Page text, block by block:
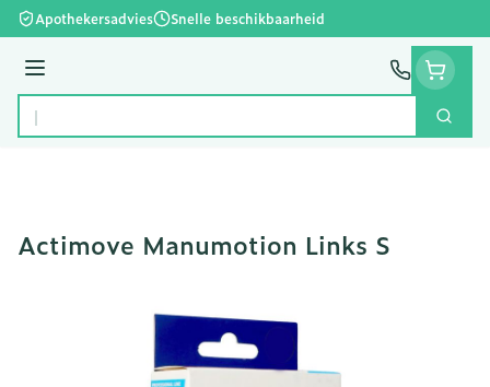
Ga naar de inhoud
Apothekersadvies Snelle beschikbaarheid
Menu
Product, merk, categorie...
Zoek
Actimove Manumotion Links S